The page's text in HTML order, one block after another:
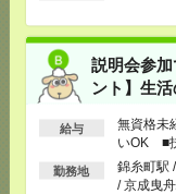
説明会参
ント】生
給与
無資格未
いOK ■
以上
勤務地
錦糸町駅
/ 京成曳
＼PC入力できれ
ポート！[派遣]
[給 与]
時給1900円
働8時間×月21日＝
[交通費]全額支給
新御茶ノ水駅か
ら徒歩3分